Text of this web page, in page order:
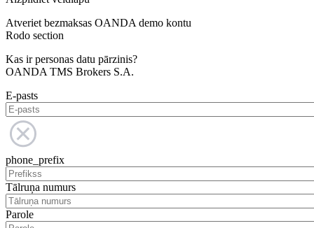
Atveriet bezmaksas OANDA demo kontu
Rodo section
Kas ir personas datu pārzinis?
OANDA TMS Brokers S.A.
E-pasts
phone_prefix
Tālruņa numurs
Parole